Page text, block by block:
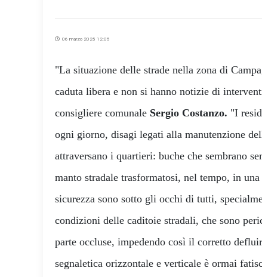
06 marzo 2025 12:05
"La situazione delle strade nella zona di
caduta libera e non si hanno notizie di
consigliere comunale Sergio Costanzo. "I
ogni giorno, disagi legati alla manutenzione
attraversano i quartieri: buche che sembrano
manto stradale trasformatosi, nel tempo, in
sicurezza sono sotto gli occhi di tutti,
condizioni delle caditoie stradali, che sono
parte occluse, impedendo così il corretto
segnaletica orizzontale e verticale è ormai